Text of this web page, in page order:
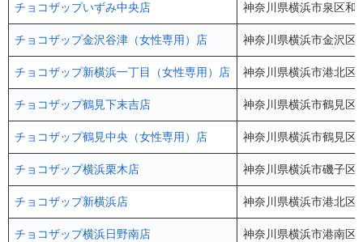
チョコザップいずみ中央店 神奈川県横浜市泉区
チョコザップ金沢谷津（女性専用）店 神奈川県横浜市金沢
チョコザップ新横浜一丁目（女性専用）店 神奈川県横浜市港北
チョコザップ鶴見下末吉店 神奈川県横浜市鶴見
チョコザップ鶴見中央（女性専用）店 神奈川県横浜市鶴見
チョコザップ横浜栗木店 神奈川県横浜市磯子
チョコザップ新横浜店 神奈川県横浜市港北
チョコザップ横浜日野南店 神奈川県横浜市港南